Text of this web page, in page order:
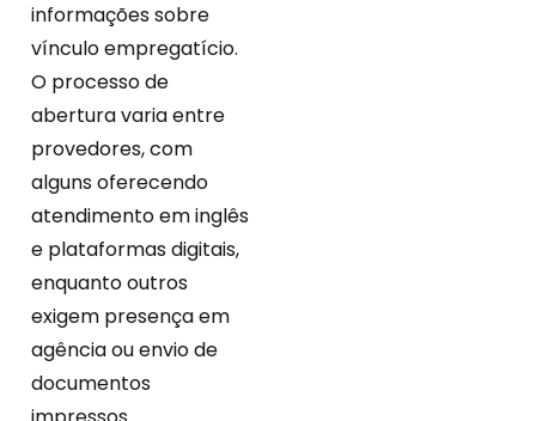
informações sobre
vínculo empregatício.
O processo de
abertura varia entre
provedores, com
alguns oferecendo
atendimento em inglês
e plataformas digitais,
enquanto outros
exigem presença em
agência ou envio de
documentos